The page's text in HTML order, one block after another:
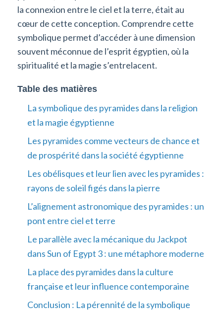
la connexion entre le ciel et la terre, était au
cœur de cette conception. Comprendre cette
symbolique permet d’accéder à une dimension
souvent méconnue de l’esprit égyptien, où la
spiritualité et la magie s’entrelacent.
Table des matières
La symbolique des pyramides dans la religion
et la magie égyptienne
Les pyramides comme vecteurs de chance et
de prospérité dans la société égyptienne
Les obélisques et leur lien avec les pyramides :
rayons de soleil figés dans la pierre
L’alignement astronomique des pyramides : un
pont entre ciel et terre
Le parallèle avec la mécanique du Jackpot
dans Sun of Egypt 3 : une métaphore moderne
La place des pyramides dans la culture
française et leur influence contemporaine
Conclusion : La pérennité de la symbolique